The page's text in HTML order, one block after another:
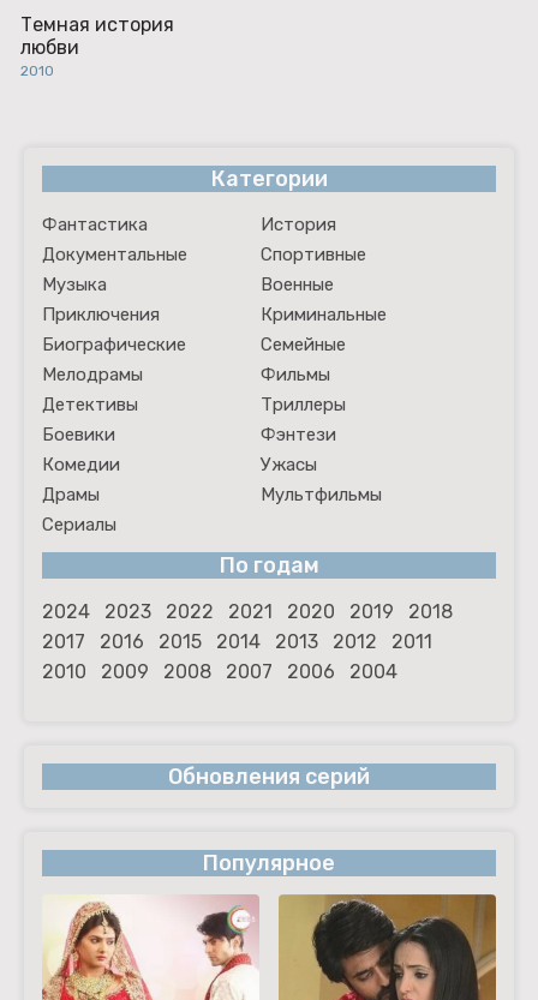
Темная история
любви
2010
Категории
Фантастика
История
Документальные
Спортивные
Музыка
Военные
Приключения
Криминальные
Биографические
Семейные
Мелодрамы
Фильмы
Детективы
Триллеры
Боевики
Фэнтези
Комедии
Ужасы
Драмы
Мультфильмы
Сериалы
По годам
2024 2023 2022 2021 2020 2019
2018
2017
2016 2015 2014 2013 2012
2011
2010
2009 2008 2007 2006 2004
Обновления серий
Популярное